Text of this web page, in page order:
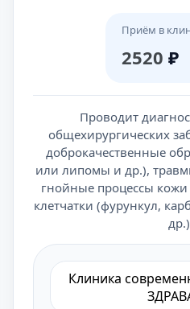
Приём в
2520 ₽
Проводит
общехирургических
доброкачественные
или липомы и др.),
гнойные процессы
клетчатки (фурункул,
Клиника